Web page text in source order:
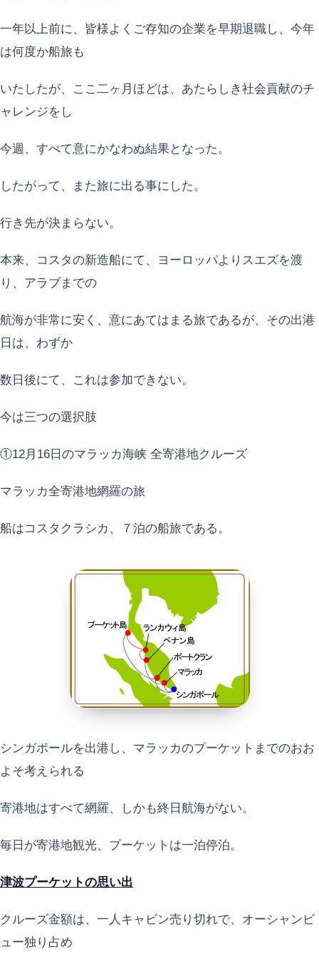
一年以上前に、皆様よくご存知の企業を早期退職し、今年
は何度か船旅も
いたしたが、ここ二ヶ月ほどは、あたらしき社会貢献のチ
ャレンジをし
今週、すべて意にかなわぬ結果となった。
したがって、また旅に出る事にした。
行き先が決まらない。
本来、コスタの新造船にて、ヨーロッパよりスエズを渡
り、アラブまでの
航海が非常に安く、意にあてはまる旅であるが、その出港
日は、わずか
数日後にて、これは参加できない。
今は三つの選択肢
①12月16日のマラッカ海峡 全寄港地クルーズ
マラッカ全寄港地網羅の旅
船はコスタクラシカ、７泊の船旅である。
シンガポールを出港し、マラッカのプーケットまでのおお
よそ考えられる
寄港地はすべて網羅、しかも終日航海がない。
毎日が寄港地観光、プーケットは一泊停泊。
津波プーケットの思い出
クルーズ金額は、一人キャビン売り切れで、オーシャンビ
ュー独り占め